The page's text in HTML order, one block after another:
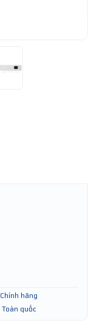
Chính hãng
Toàn quốc